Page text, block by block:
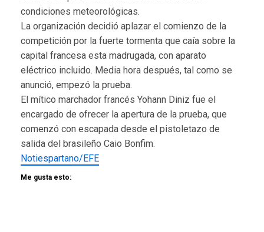
condiciones meteorológicas.
La organización decidió aplazar el comienzo de la
competición por la fuerte tormenta que caía sobre la
capital francesa esta madrugada, con aparato
eléctrico incluido. Media hora después, tal como se
anunció, empezó la prueba.
El mítico marchador francés Yohann Diniz fue el
encargado de ofrecer la apertura de la prueba, que
comenzó con escapada desde el pistoletazo de
salida del brasileño Caio Bonfim.
Notiespartano/EFE
Me gusta esto: